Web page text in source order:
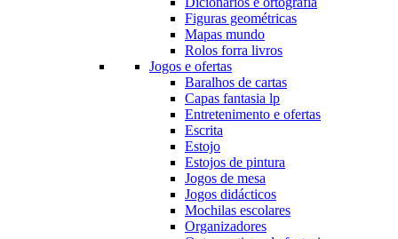
Figuras geométricas
Mapas mundo
Rolos forra livros
Jogos e ofertas
Baralhos de cartas
Capas fantasia lp
Entretenimento e ofertas
Escrita
Estojo
Estojos de pintura
Jogos de mesa
Jogos didácticos
Mochilas escolares
Organizadores